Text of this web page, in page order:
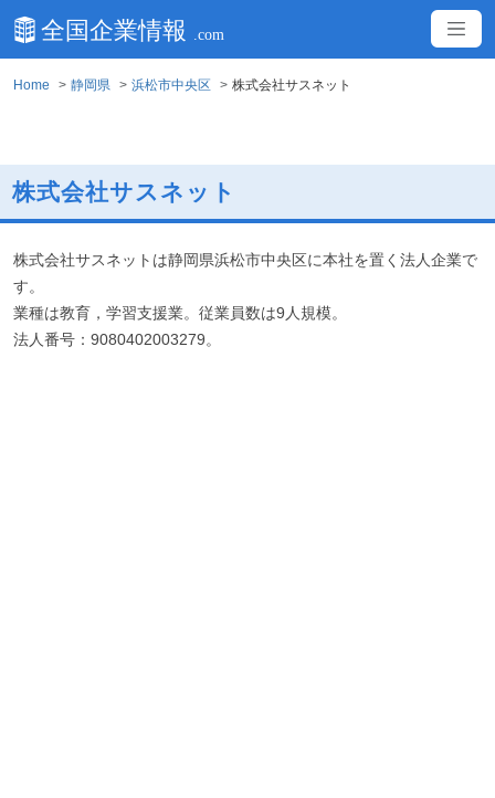
Home 静岡県 浜松市中央区 株式会社サスネット
株式会社サスネット
株式会社サスネットは静岡県浜松市中央区に本社を置く法人企業で
す。
業種は教育，学習支援業。従業員数は9人規模。
法人番号：9080402003279。